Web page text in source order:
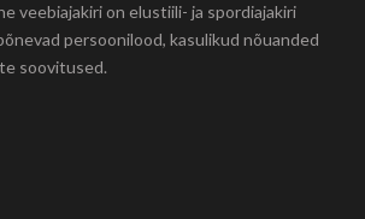
veebiajakiri on elustiili- ja spordiajakiri
persoonilood, kasulikud nõuanded
soovitused.